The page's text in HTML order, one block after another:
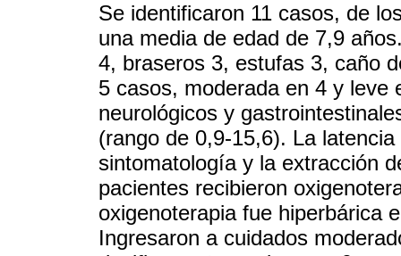
Se identificaron 11 casos, de
una media de edad de 7,9
4, braseros 3, estufas 3, caño
5 casos, moderada en 4 y
neurológicos y
(rango de 0,9-15,6). La
sintomatología y la extracción
pacientes recibieron
oxigenoterapia fue hiperbárica
Ingresaron a cuidados